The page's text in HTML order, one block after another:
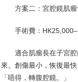
方案二：宮腔鏡肌
手術費：
適合肌瘤長在子宮
來。創傷最小，恢復最
「唔得，轉腹腔鏡。」